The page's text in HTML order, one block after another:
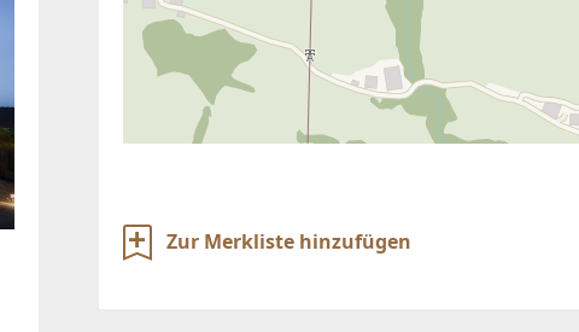
Zur Merkliste hinzufügen